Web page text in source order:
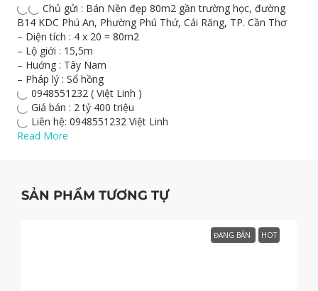
Chủ gửi : Bán Nền đẹp 80m2 gần trường học, đường
B14 KDC Phú An, Phường Phú Thứ, Cái Răng, TP. Cần Thơ
– Diện tích : 4 x 20 = 80m2
– Lộ giới : 15,5m
– Huớng : Tây Nam
– Pháp lý : Sổ hồng
0948551232 ( Việt Linh )
Giá bán : 2 tỷ 400 triệu
Liên hệ: 0948551232 Việt Linh
Read More
SẢN PHẨM TƯƠNG TỰ
ĐANG BÁN HOT